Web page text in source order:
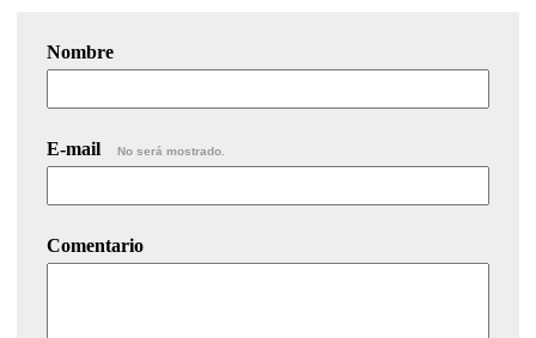
Nombre
E-mail No será mostrado.
Comentario